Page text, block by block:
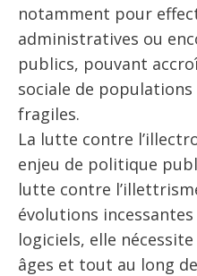
notamment pour
administratives ou
publics, pouvant
sociale de
fragiles.
La lutte contre
enjeu de politique
lutte contre
évolutions
logiciels, elle
âges et tout au long